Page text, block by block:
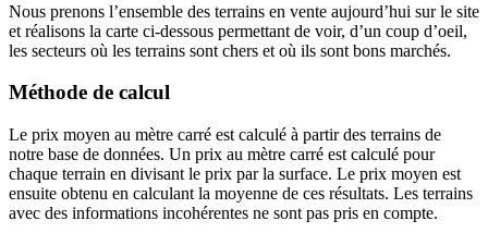
Nous prenons l’ensemble des terrains en vente aujourd’hui sur le site
et réalisons la carte ci-dessous permettant de voir, d’un coup d’oeil,
les secteurs où les terrains sont chers et où ils sont bons marchés.
Méthode de calcul
Le prix moyen au mètre carré est calculé à partir des terrains de
notre base de données. Un prix au mètre carré est calculé pour
chaque terrain en divisant le prix par la surface. Le prix moyen est
ensuite obtenu en calculant la moyenne de ces résultats. Les terrains
avec des informations incohérentes ne sont pas pris en compte.